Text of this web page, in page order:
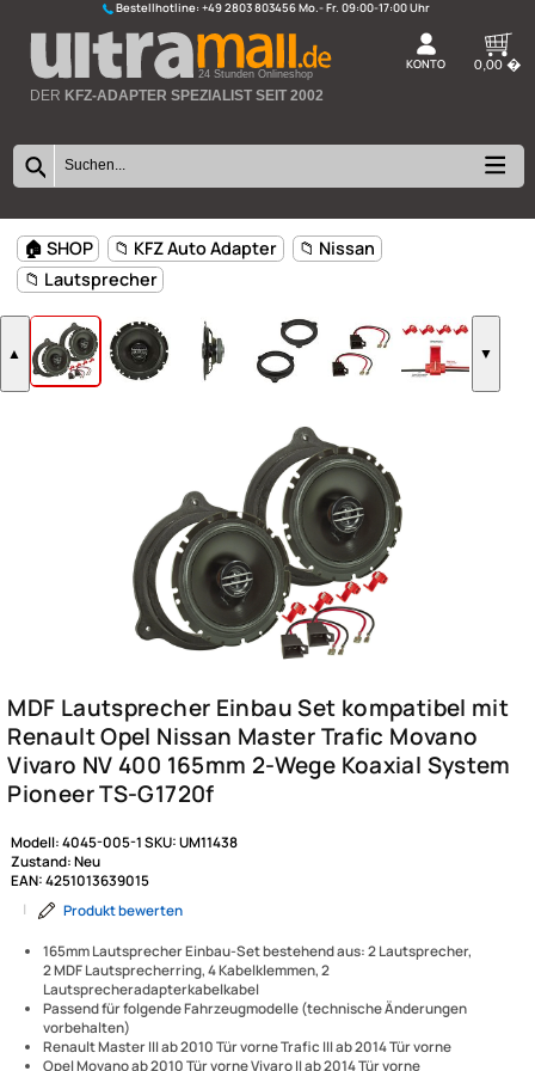
Bestellhotline:+49 2803 803456
24 Stunden Onlineshop
🏠 SHOP 📁 KFZ Auto Adapter
📁 Lautsprecher
▲
165mm Lautsprecher Einbau-Set bestehend aus: 2 Lautsprecher,
Zustand:Neu
EAN:4251013639015
| Produkt bewerten